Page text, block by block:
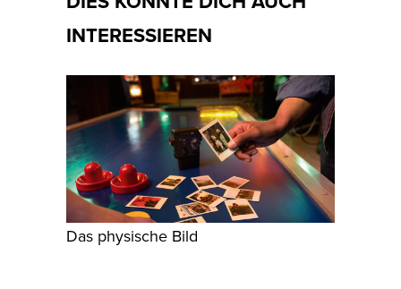
INTERESSIEREN
Das physische Bild